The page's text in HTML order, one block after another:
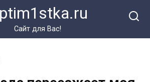
Сайт для Вас!